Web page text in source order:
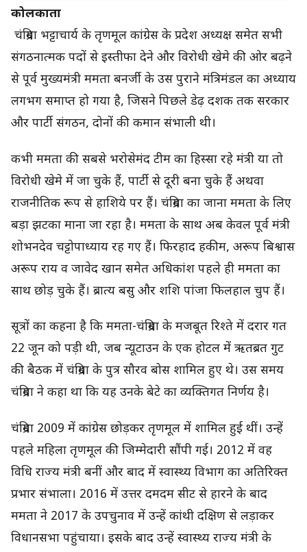
कोलकाता
चंद्रिमा भट्टाचार्य के तृणमूल कांग्रेस के प्रदेश अध्यक्ष समेत सभी
संगठनात्मक पदों से इस्तीफा देने और विरोधी खेमे की ओर बढ़ने
से पूर्व मुख्यमंत्री ममता बनर्जी के उस पुराने मंत्रिमंडल का अध्याय
लगभग समाप्त हो गया है, जिसने पिछले डेढ़ दशक तक सरकार
और पार्टी संगठन, दोनों की कमान संभाली थी।
कभी ममता की सबसे भरोसेमंद टीम का हिस्सा रहे मंत्री या तो
विरोधी खेमे में जा चुके हैं, पार्टी से दूरी बना चुके हैं अथवा
राजनीतिक रूप से हाशिये पर हैं। चंद्रिमा का जाना ममता के लिए
बड़ा झटका माना जा रहा है। ममता के साथ अब केवल पूर्व मंत्री
शोभनदेव चट्टोपाध्याय रह गए हैं। फिरहाद हकीम, अरूप बिश्वास
अरूप राय व जावेद खान समेत अधिकांश पहले ही ममता का
साथ छोड़ चुके हैं। ब्रात्य बसु और शशि पांजा फिलहाल चुप हैं।
सूत्रों का कहना है कि ममता-चंद्रिमा के मजबूत रिश्ते में दरार गत
22 जून को पड़ी थी, जब न्यूटाउन के एक होटल में ऋतब्रत गुट
की बैठक में चंद्रिमा के पुत्र सौरव बोस शामिल हुए थे। उस समय
चंद्रिमा ने कहा था कि यह उनके बेटे का व्यक्तिगत निर्णय है।
चंद्रिमा 2009 में कांग्रेस छोड़कर तृणमूल में शामिल हुई थीं। उन्हें
पहले महिला तृणमूल की जिम्मेदारी सौंपी गई। 2012 में वह
विधि राज्य मंत्री बनीं और बाद में स्वास्थ्य विभाग का अतिरिक्त
प्रभार संभाला। 2016 में उत्तर दमदम सीट से हारने के बाद
ममता ने 2017 के उपचुनाव में उन्हें कांथी दक्षिण से लड़ाकर
विधानसभा पहुंचाया। इसके बाद उन्हें स्वास्थ्य राज्य मंत्री के